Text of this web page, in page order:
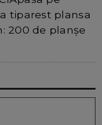
tiparest plansa
200 de planșe